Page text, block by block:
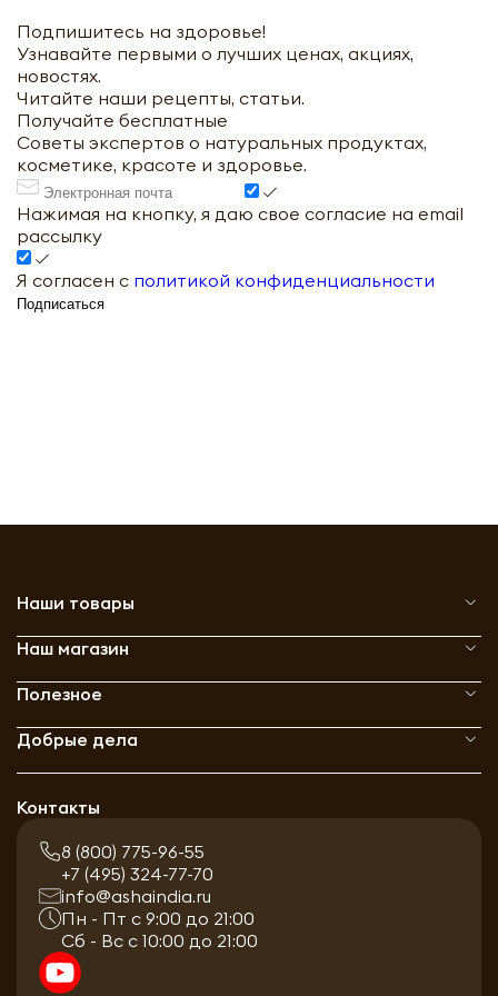
Подпишитесь на здоровье!
Узнавайте первыми о лучших ценах, акциях,
новостях.
Читайте наши рецепты, статьи.
Получайте бесплатные
Советы экспертов о натуральных продуктах,
косметике, красоте и здоровье.
Нажимая на кнопку, я даю свое согласие на email
рассылку
Я согласен с политикой конфиденциальности
Подписаться
Наши товары
Наш магазин
Полезное
Добрые дела
Контакты
8 (800) 775-96-55
+7 (495) 324-77-70
info@ashaindia.ru
Пн - Пт с 9:00 до 21:00
Сб - Вс с 10:00 до 21:00